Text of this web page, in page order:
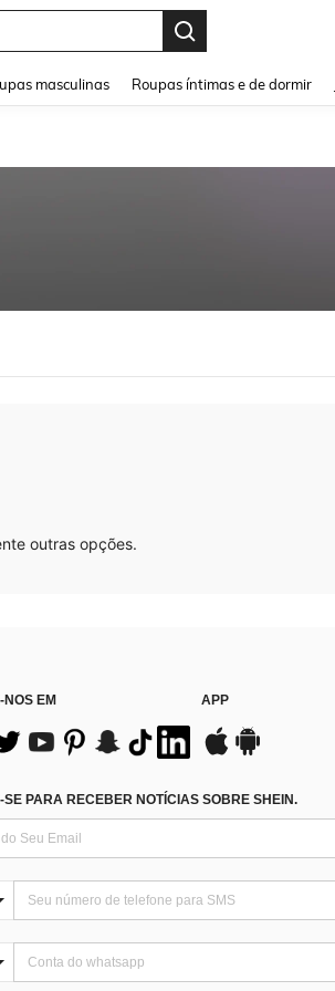
masculinas Roupas íntimas e de dormir
outras opções.
NOS EM APP
PARA RECEBER NOTÍCIAS SOBRE SHEIN.